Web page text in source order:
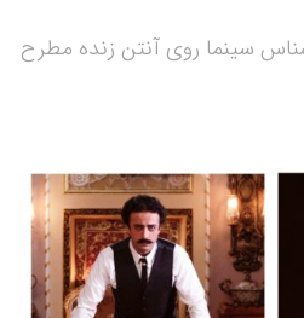
سینما روی آنتن زنده مطرح